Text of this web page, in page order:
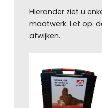
Hieronder ziet u
maatwerk. Let op:
afwijken.